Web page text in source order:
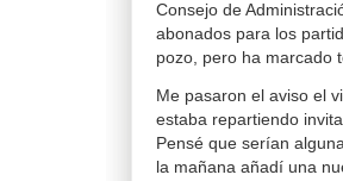
Consejo de
abonados para los
pozo, pero ha marcado
Me pasaron el aviso el
estaba repartiendo
Pensé que serían
la mañana añadí una